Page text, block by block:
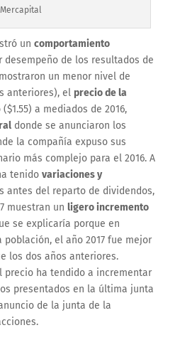
Mercapital
un comportamiento
de los resultados de
un menor nivel de
anteriores), el precio de la
a mediados de 2016,
donde se anunciaron los
la compañía expuso sus
más complejo para el 2016. A
tenido variaciones y
antes del reparto de dividendos,
muestran un ligero incremento
se explicaría porque en
el año 2017 fue mejor
los dos años anteriores.
precio ha tendido a incrementar
presentados en la última junta
de la junta de la